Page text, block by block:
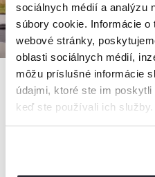
sociálnych médií a analýzu
súbory cookie. Informácie
webové stránky,
oblasti sociálnych médií,
môžu príslušné informácie
údajmi, ktoré ste im
keď ste používali ich služby.
Vila Grín